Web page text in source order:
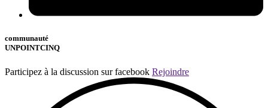
communauté
UNPOINTCINQ
Participez à la discussion sur facebook Rejoindre